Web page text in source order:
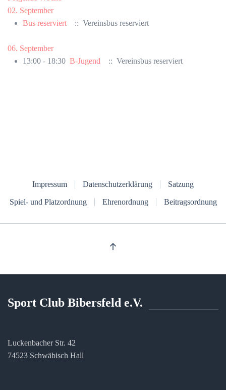
02. September
Bus reserviert
:: Vereinsbus reserviert
06. September
13:00 - 18:30 B-Jugend :: Vereinsbus reserviert
Impressum Datenschutzerklärung Satzung
Spiel- und Platzordnung Ehrenordnung Beitragsordnung
Sport Club Bibersfeld e.V.
Luckenbacher Str. 42
74523 Schwäbisch Hall